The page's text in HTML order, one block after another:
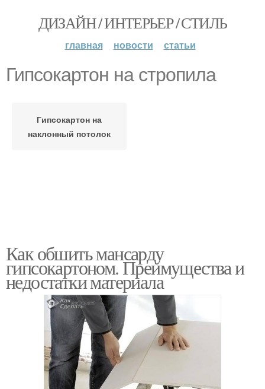
ДИЗАЙН / ИНТЕРЬЕР / СТИЛЬ
главная новости статьи
Гипсокартон на стропила
Гипсокартон на
наклонный потолок
Как обшить мансарду
гипсокартоном. Преимущества и
недостатки материала